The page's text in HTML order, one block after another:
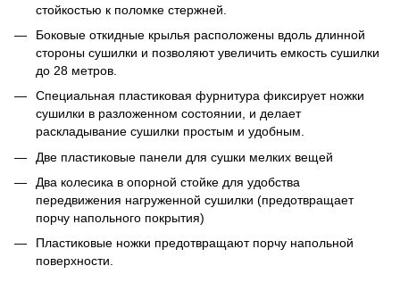
стойкостью к поломке стержней.
Боковые откидные крылья расположены вдоль длинной
стороны сушилки и позволяют увеличить емкость сушилки
до 28 метров.
Специальная пластиковая фурнитура фиксирует ножки
сушилки в разложенном состоянии, и делает
раскладывание сушилки простым и удобным.
Две пластиковые панели для сушки мелких вещей
Два колесика в опорной стойке для удобства
передвижения нагруженной сушилки (предотвращает
порчу напольного покрытия)
Пластиковые ножки предотвращают порчу напольной
поверхности.